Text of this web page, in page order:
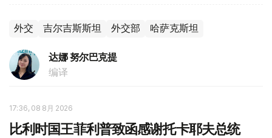
外交 吉尔吉斯斯坦 外交部 哈萨克斯坦
达娜 努尔巴克提
编译
17:36, 08 8月 2026
比利时国王菲利普致函感谢托卡耶夫总统